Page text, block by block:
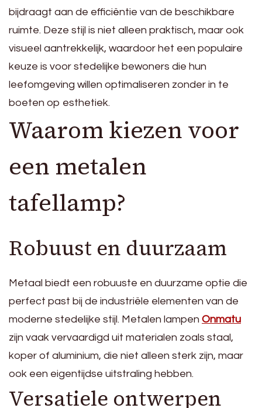
bijdraagt aan de efficiëntie van de beschikbare
ruimte. Deze stijl is niet alleen praktisch, maar ook
visueel aantrekkelijk, waardoor het een populaire
keuze is voor stedelijke bewoners die hun
leefomgeving willen optimaliseren zonder in te
boeten op esthetiek.
Waarom kiezen voor
een metalen
tafellamp?
Robuust en duurzaam
Metaal biedt een robuuste en duurzame optie die
perfect past bij de industriële elementen van de
moderne stedelijke stijl. Metalen lampen Onmatu
zijn vaak vervaardigd uit materialen zoals staal,
koper of aluminium, die niet alleen sterk zijn, maar
ook een eigentijdse uitstraling hebben.
Versatiele ontwerpen